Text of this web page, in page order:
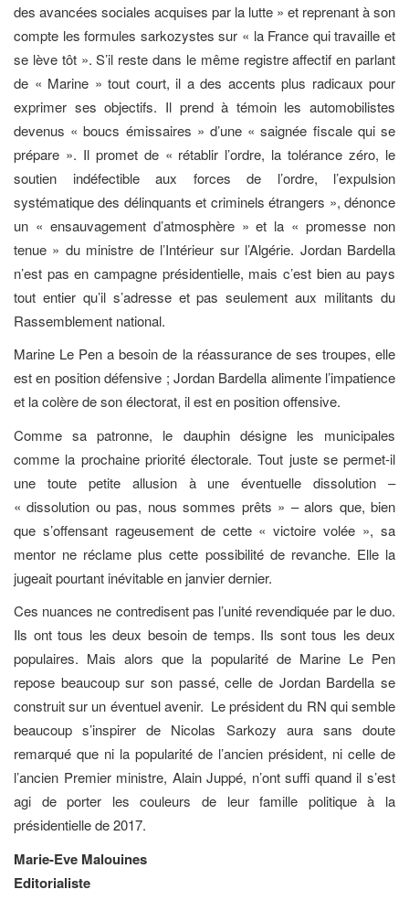
des avancées sociales acquises par la lutte » et reprenant à son
compte les formules sarkozystes sur « la France qui travaille et
se lève tôt ». S’il reste dans le même registre affectif en parlant
de « Marine » tout court, il a des accents plus radicaux pour
exprimer ses objectifs. Il prend à témoin les automobilistes
devenus « boucs émissaires » d’une « saignée fiscale qui se
prépare ». Il promet de « rétablir l’ordre, la tolérance zéro, le
soutien indéfectible aux forces de l’ordre, l’expulsion
systématique des délinquants et criminels étrangers », dénonce
un « ensauvagement d’atmosphère » et la « promesse non
tenue » du ministre de l’Intérieur sur l’Algérie. Jordan Bardella
n’est pas en campagne présidentielle, mais c’est bien au pays
tout entier qu’il s’adresse et pas seulement aux militants du
Rassemblement national.
Marine Le Pen a besoin de la réassurance de ses troupes, elle
est en position défensive ; Jordan Bardella alimente l’impatience
et la colère de son électorat, il est en position offensive.
Comme sa patronne, le dauphin désigne les municipales
comme la prochaine priorité électorale. Tout juste se permet-il
une toute petite allusion à une éventuelle dissolution –
« dissolution ou pas, nous sommes prêts » – alors que, bien
que s’offensant rageusement de cette « victoire volée », sa
mentor ne réclame plus cette possibilité de revanche. Elle la
jugeait pourtant inévitable en janvier dernier.
Ces nuances ne contredisent pas l’unité revendiquée par le duo.
Ils ont tous les deux besoin de temps. Ils sont tous les deux
populaires. Mais alors que la popularité de Marine Le Pen
repose beaucoup sur son passé, celle de Jordan Bardella se
construit sur un éventuel avenir. Le président du RN qui semble
beaucoup s’inspirer de Nicolas Sarkozy aura sans doute
remarqué que ni la popularité de l’ancien président, ni celle de
l’ancien Premier ministre, Alain Juppé, n’ont suffi quand il s’est
agi de porter les couleurs de leur famille politique à la
présidentielle de 2017.
Marie-Eve Malouines
Editorialiste